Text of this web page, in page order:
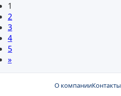
1
2
3
4
5
»
О компанииКонтакты